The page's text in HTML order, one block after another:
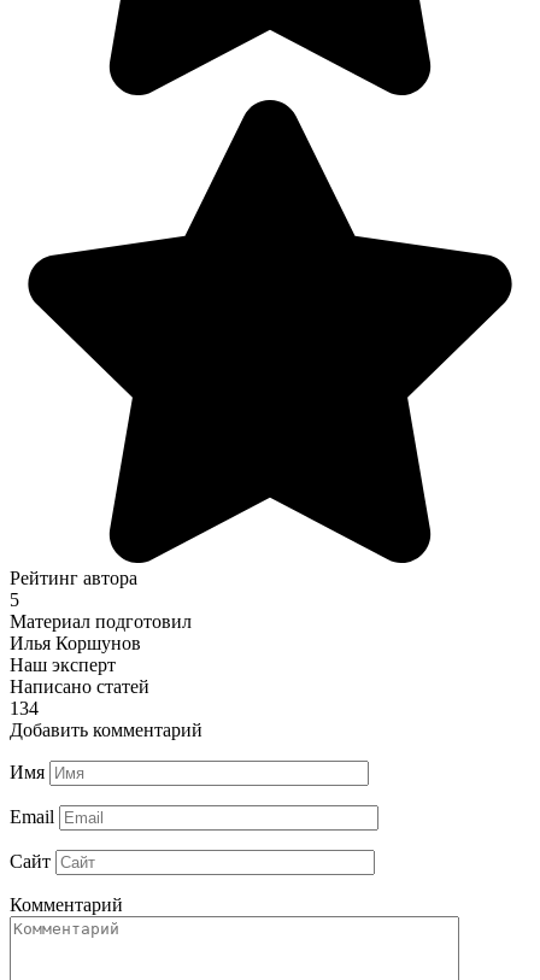
Рейтинг автора
5
Материал подготовил
Илья Коршунов
Наш эксперт
Написано статей
134
Добавить комментарий
Имя
Email
Сайт
Комментарий